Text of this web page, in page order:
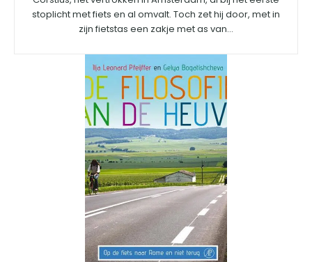
stoplicht met fiets en al omvalt. Toch zet hij door, met in
zijn fietstas een zakje met as van...